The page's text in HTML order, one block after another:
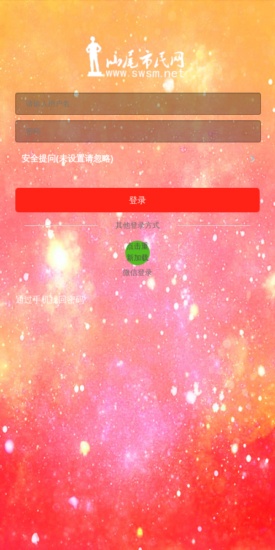
安全提问(未设置请忽略)
登录
其他登录方式
点击重
新加载
微信登录
通过手机找回密码